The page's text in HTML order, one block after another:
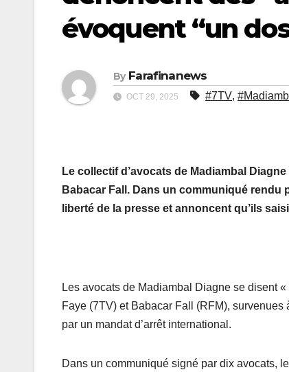
évoquent “un
By Farafinanews
OCT 29, 2025 #7TV,
Le collectif d’avocats de Madiambal
Babacar Fall. Dans un communiqué rendu
liberté de la presse et annoncent qu’ils
Les avocats de Madiambal Diagne se disent
Faye (7TV) et Babacar Fall (RFM),
par un mandat d’arrêt international.
Dans un communiqué signé par dix avocats,